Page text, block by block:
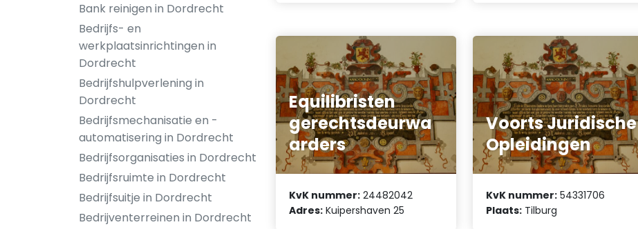
Bank reinigen in Dordrecht
Bedrijfs- en
werkplaatsinrichtingen in
Dordrecht
Bedrijfshulpverlening in
Dordrecht
Bedrijfsmechanisatie en -
automatisering in Dordrecht
Bedrijfsorganisaties in Dordrecht
Bedrijfsruimte in Dordrecht
Bedrijfsuitje in Dordrecht
Bedrijventerreinen in Dordrecht
Equilibristen
gerechtsdeurwa
arders
KvK nummer: 24482042
Adres: Kuipershaven 25
Voorts Juridische
Opleidingen
KvK nummer: 54331706
Plaats: Tilburg